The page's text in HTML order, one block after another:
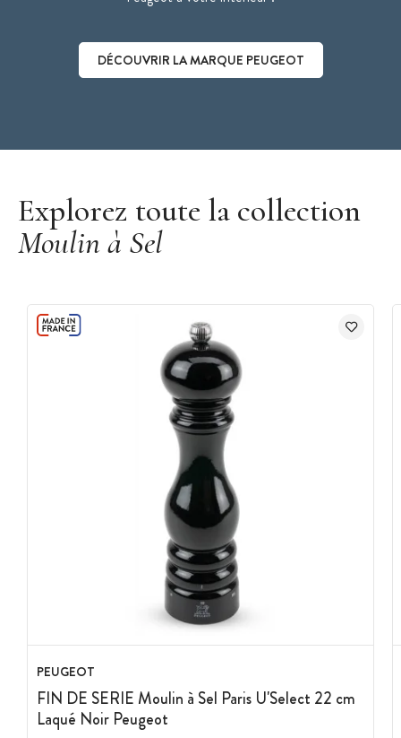
DÉCOUVRIR LA MARQUE PEUGEOT
Explorez toute la collection
Moulin à Sel
PEUGEOT
FIN DE SERIE Moulin à Sel Paris U'Select 22 cm
Laqué Noir Peugeot